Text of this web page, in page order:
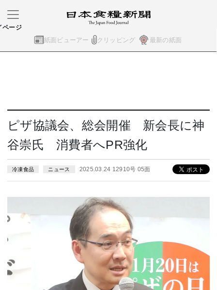
紙面ビューアー クリッピング 最新の紙面
ページ
ピザ協議会、総会開催 新会長に神
谷崇氏 消費者へPR強化
冷凍食品 ニュース 2025.03.24 12910号 05面